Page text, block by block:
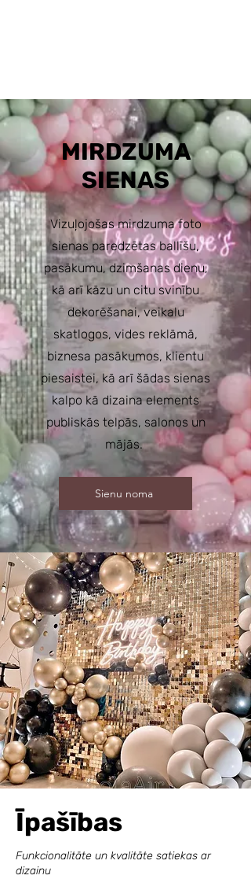
MIRDZUMA
SIENAS
Vizuļojošas mirdzuma foto
sienas paredzētas ballīšu,
pasākumu, dzimšanas dienu,
kā arī kāzu un citu svinību
dekorēšanai, veikalu
skatlogos, vides reklāmā,
biznesa pasākumos, klientu
piesaistei, kā arī šādas sienas
kalpo kā dizaina elements
publiskās telpās, salonos un
mājās.
Sienu noma
Īpašības
Funkcionalitāte un kvalitāte satiekas ar
dizainu